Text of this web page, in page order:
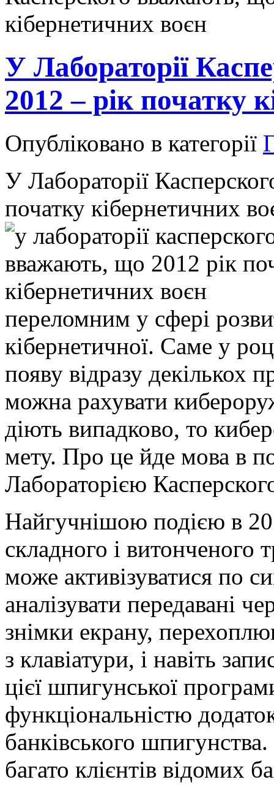
кібернетичних воєн
У Лабораторії
2012 – рік початку
Опубліковано в категорії
У Лабораторії
початку кібернетичних
переломним у сфері
кібернетичної. Саме у
появу відразу декількох
можна рахувати
діють випадково, то
мету. Про це йде мова в
Лабораторією
Найгучнішою подією в
складного і витонченого
може активізуватися по
аналізувати передавані
знімки екрану,
з клавіатури, і навіть
цієї шпигунської
функціональністю
банківського
багато клієнтів відомих